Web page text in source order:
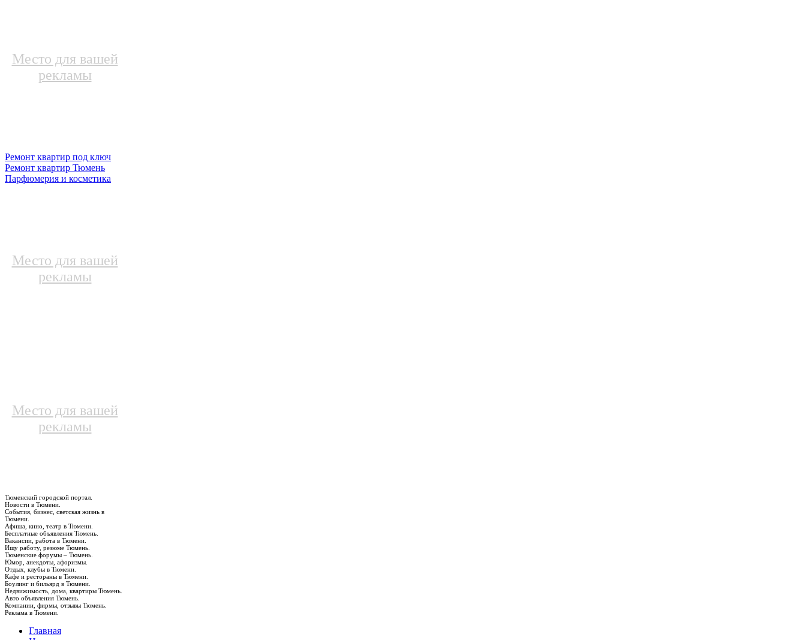
Место для вашей
рекламы
Ремонт квартир под ключ
Ремонт квартир Тюмень
Парфюмерия и косметика
Место для вашей
рекламы
Место для вашей
рекламы
Тюменский городской портал.
Новости в Тюмени.
События, бизнес, светская жизнь в
Тюмени.
Афиша, кино, театр в Тюмени.
Бесплатные объявления Тюмень.
Вакансии, работа в Тюмени.
Ищу работу, резюме Тюмень.
Тюменские форумы – Тюмень.
Юмор, анекдоты, афоризмы.
Отдых, клубы в Тюмени.
Кафе и рестораны в Тюмени.
Боулинг и бильярд в Тюмени.
Недвижимость, дома, квартиры Тюмень.
Авто объявления Тюмень.
Компании, фирмы, отзывы Тюмень.
Реклама в Тюмени.
Главная